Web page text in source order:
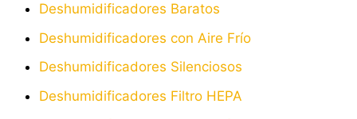
Deshumidificadores Baratos
Deshumidificadores con Aire Frío
Deshumidificadores Silenciosos
Deshumidificadores Filtro HEPA